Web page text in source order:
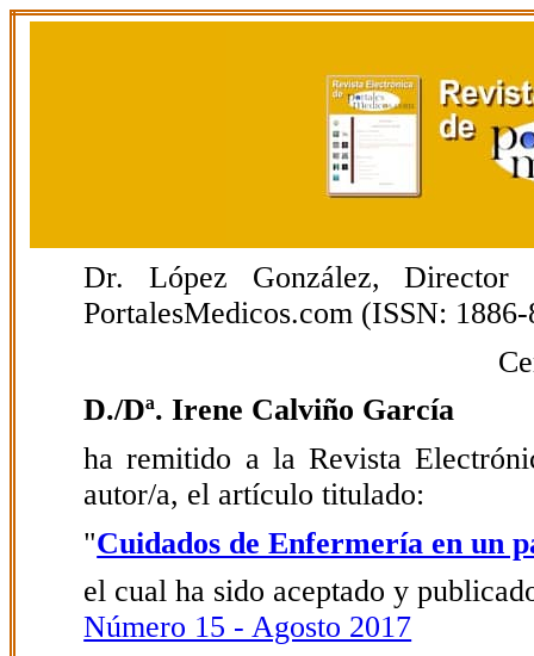
Dr. López González,
PortalesMedicos.com (ISSN:
D./Dª. Irene Calviño García
ha remitido a la Revista
autor/a, el artículo titulado:
"Cuidados de Enfermería en un
el cual ha sido aceptado y
Número 15 - Agosto 2017